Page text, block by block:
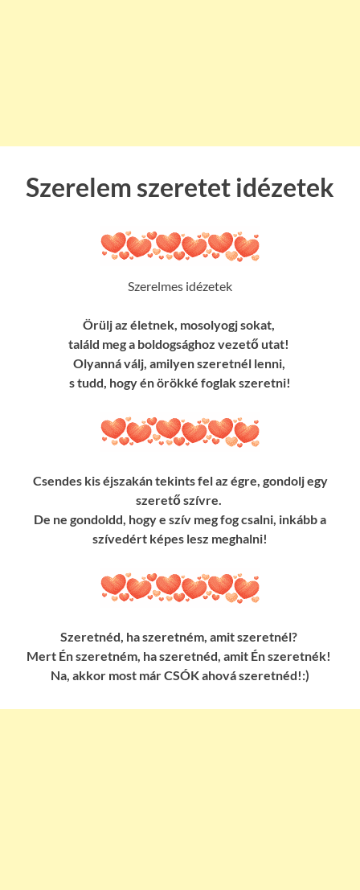
Szerelem szeretet idézetek
Szerelmes idézetek
Örülj az életnek, mosolyogj sokat,
találd meg a boldogsághoz vezető utat!
Olyanná válj, amilyen szeretnél lenni,
s tudd, hogy én örökké foglak szeretni!
Csendes kis éjszakán tekints fel az égre, gondolj egy
szerető szívre.
De ne gondoldd, hogy e szív meg fog csalni, inkább a
szívedért képes lesz meghalni!
Szeretnéd, ha szeretném, amit szeretnél?
Mert Én szeretném, ha szeretnéd, amit Én szeretnék!
Na, akkor most már CSÓK ahová szeretnéd!:)